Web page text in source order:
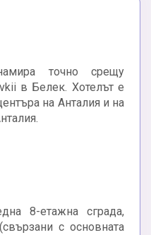
точно срещу
в Белек. Хотелът е
на Анталия и на
8-етажна сграда,
с основната